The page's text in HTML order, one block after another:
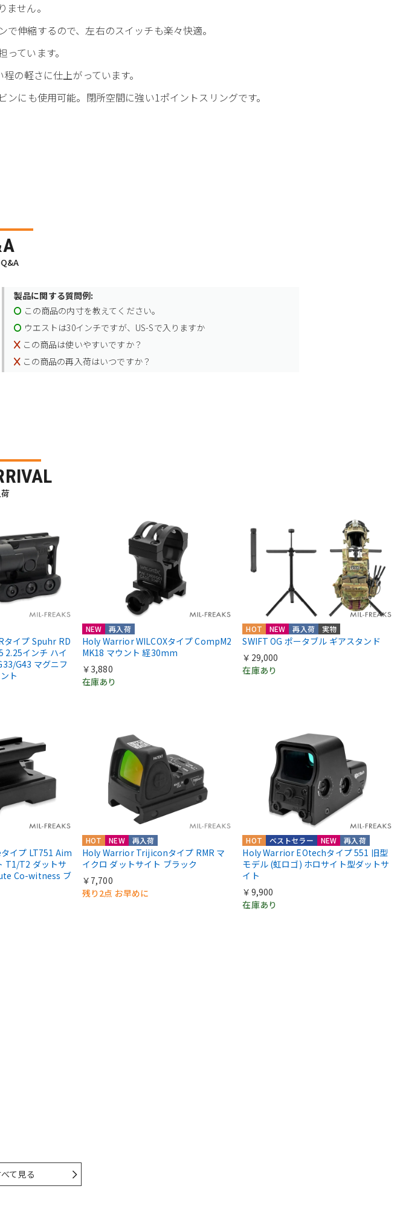
せん。
伸縮するので、左右のスイッチも楽々快適。
ています。
の軽さに仕上がっています。
にも使用可能。閉所空間に強い1ポイントスリングです。
製品に関する質問例:
この商品の内寸を教えてください。
ウエストは30インチですが、US-Sで入りますか
この商品は使いやすいですか？
この商品の再入荷はいつですか？
イプ Spuhr RD
インチ ハイ
G43 マグニフ
ト
NEW 再入荷
Holy Warrior WILCOXタイプ CompM2
MK18 マウント 経30mm
￥3,880
在庫あり
HOT NEW 再入荷 実物
SWIFT OG ポータブル ギアスタンド
￥29,000
在庫あり
イプ LT751 Aim
T1/T2 ダットサ
Co-witness ブ
HOT NEW 再入荷
Holy Warrior Trijiconタイプ RMR マ
イクロ ダットサイト ブラック
￥7,700
残り2点 お早めに
HOT NEW 再入荷
ベストセラー
Holy Warrior EOtechタイプ 551 旧型
モデル (虹ロゴ) ホロサイト型ダットサ
イト
￥9,900
在庫あり
て見る